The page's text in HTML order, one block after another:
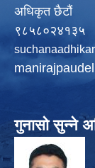
अधिकृत छैटौं
९८५८०२४१३५
गुनासो सुन्ने